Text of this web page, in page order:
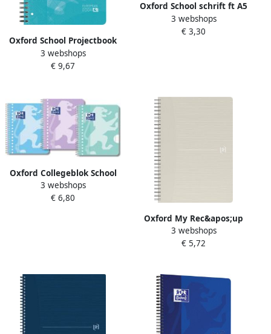
Oxford School Projectbook
spiraalschrift ft A4+ 4-gaats
gelijnd aqua blauw
3 webshops
€ 9,67
Oxford School schrift ft A5
72 bladzijden met kantlijn
gelijnd assorti pak van 3
3 webshops
€ 3,30
Oxford Collegeblok School
A5+ lijn 17-gaats 160
pagina's 80gr pastel assorti
3 webshops
€ 6,80
Oxford My Rec&apos;up
spiraalschrift ft A5 180
bladzijden gelijnd
3 webshops
€ 5,72